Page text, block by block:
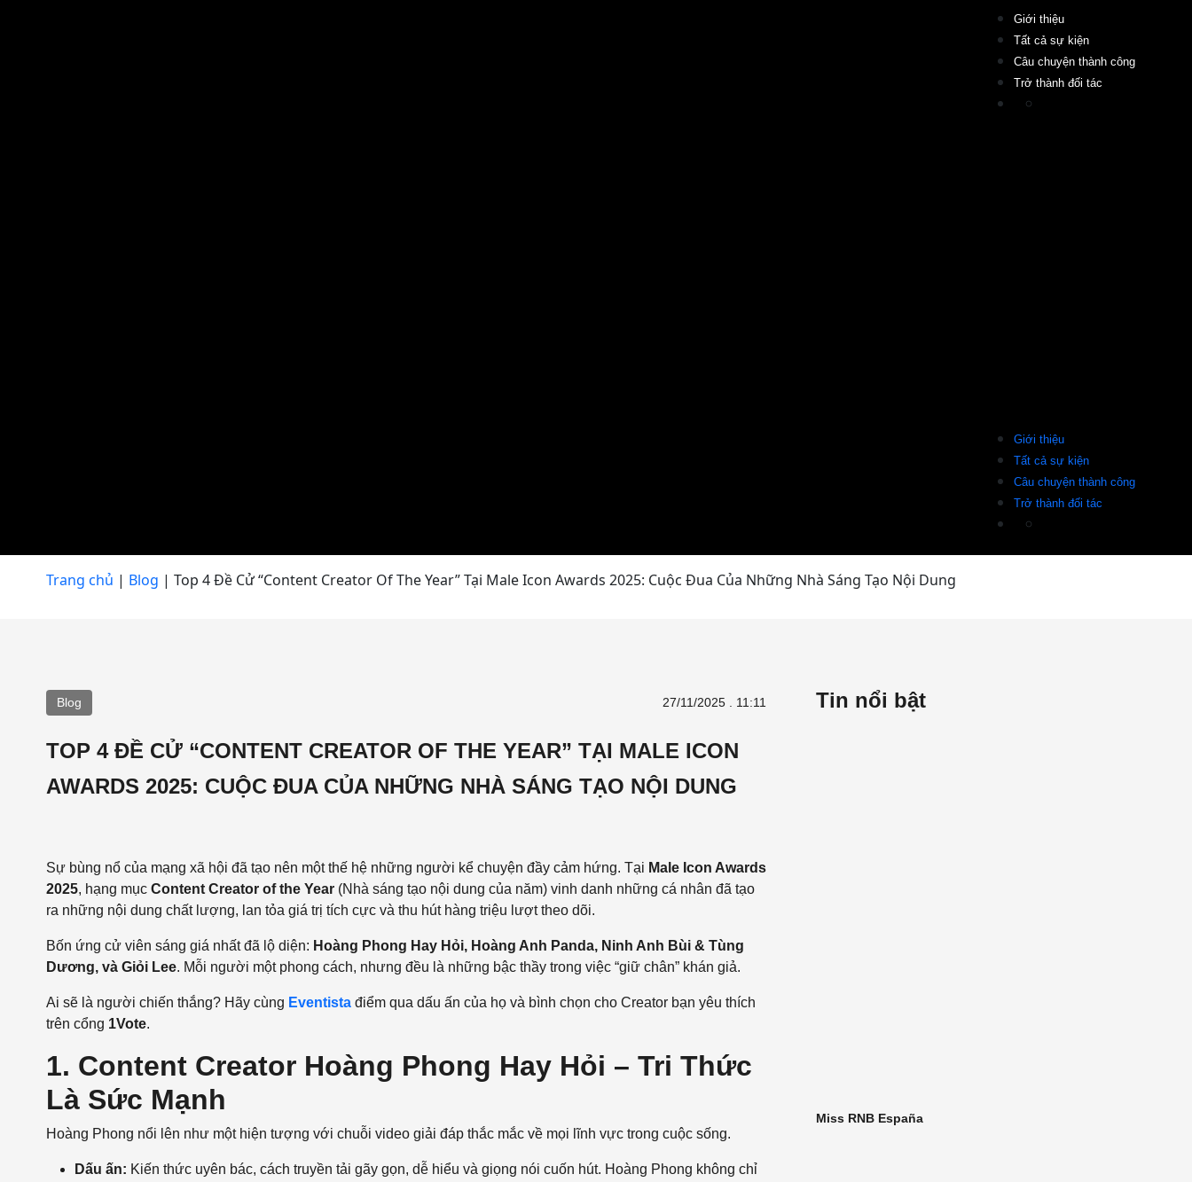
Giới thiệu
Tất cả sự kiện
Câu chuyện thành công
Trở thành đối tác
Giới thiệu
Tất cả sự kiện
Câu chuyện thành công
Trở thành đối tác
Trang chủ | Blog | Top 4 Đề Cử “Content Creator Of The Year” Tại Male Icon Awards 2025: Cuộc Đua Của Những Nhà Sáng Tạo Nội Dung
Blog 27/11/2025 . 11:11
TOP 4 ĐỀ CỬ “CONTENT CREATOR OF THE YEAR” TẠI MALE ICON
AWARDS 2025: CUỘC ĐUA CỦA NHỮNG NHÀ SÁNG TẠO NỘI DUNG
Sự bùng nổ của mạng xã hội đã tạo nên một thế hệ những người kể chuyện đầy cảm hứng. Tại Male Icon Awards
2025, hạng mục Content Creator of the Year (Nhà sáng tạo nội dung của năm) vinh danh những cá nhân đã tạo
ra những nội dung chất lượng, lan tỏa giá trị tích cực và thu hút hàng triệu lượt theo dõi.
Bốn ứng cử viên sáng giá nhất đã lộ diện: Hoàng Phong Hay Hỏi, Hoàng Anh Panda, Ninh Anh Bùi & Tùng
Dương, và Giỏi Lee. Mỗi người một phong cách, nhưng đều là những bậc thầy trong việc “giữ chân” khán giả.
Ai sẽ là người chiến thắng? Hãy cùng Eventista điểm qua dấu ấn của họ và bình chọn cho Creator bạn yêu thích
trên cổng 1Vote.
1. Content Creator Hoàng Phong Hay Hỏi – Tri Thức
Là Sức Mạnh
Hoàng Phong nổi lên như một hiện tượng với chuỗi video giải đáp thắc mắc về mọi lĩnh vực trong cuộc sống.
Dấu ấn: Kiến thức uyên bác, cách truyền tải gãy gọn, dễ hiểu và giọng nói cuốn hút. Hoàng Phong không chỉ
Tin nổi bật
Miss RNB España